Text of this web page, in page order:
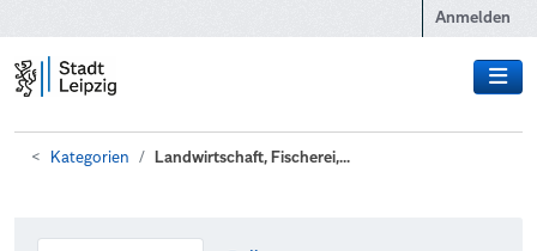
Anmelden
Kategorien Landwirtschaft, Fischerei,...